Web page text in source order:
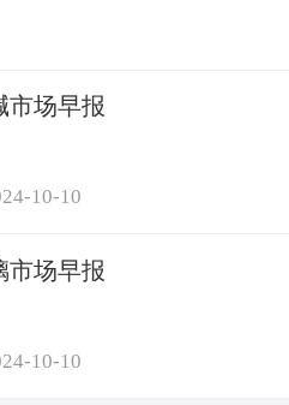
市场早报
10-10
市场早报
10-10